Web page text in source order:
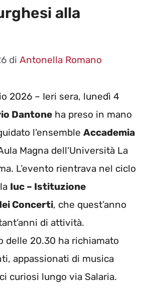
alla
di Antonella Romano
2026 – Ieri sera, lunedì 4
Dantone ha preso in mano
l’ensemble Accademia
Magna dell’Università La
L’evento rientrava nel ciclo
Iuc – Istituzione
Concerti, che quest’anno
di attività.
delle 20.30 ha richiamato
appassionati di musica
curiosi lungo via Salaria.